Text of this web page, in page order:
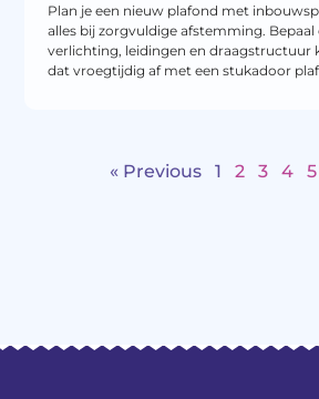
Plan je een nieuw plafond met
alles bij zorgvuldige afstemming. Bepaal
verlichting, leidingen en draagstructuur
dat vroegtijdig af met een stukadoor
« Previous 1 2 3 4 5